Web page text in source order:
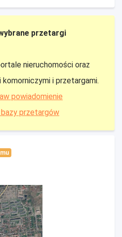
przetargi
nieruchomości oraz
i przetargami.
powiadomienie
przetargów